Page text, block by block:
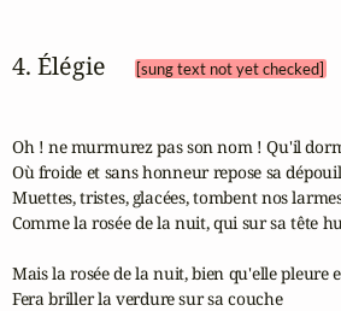
4. Élégie [sung text not yet checked]
Oh ! ne murmurez pas son nom ! Qu'il
Où froide et sans honneur repose sa
Muettes, tristes, glacées, tombent nos
Comme la rosée de la nuit, qui sur sa tête
Mais la rosée de la nuit, bien qu'elle pleure
Fera briller la verdure sur sa couche